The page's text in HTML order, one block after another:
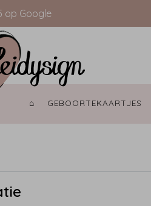
op Google
⌂ GEBOORTEKAARTJES